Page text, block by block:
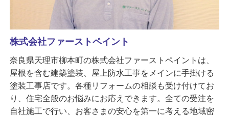
株式会社ファーストペイント
奈良県天理市柳本町の株式会社ファーストペイントは、
屋根を含む建築塗装、屋上防水工事をメインに手掛ける
塗装工事店です。各種リフォームの相談も受け付けてお
り、住宅全般のお悩みにお応えできます。全ての受注を
自社施工で行い、お客さまの安心を第一に考える地域密